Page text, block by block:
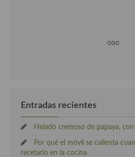
ooo
Entradas recientes
Helado cremoso de papaya,
Por qué el móvil se calienta
recetario en la cocina